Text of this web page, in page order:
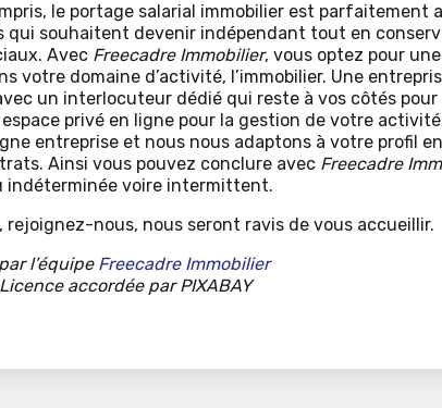
le portage salarial immobilier est parfaitement
qui souhaitent devenir indépendant tout en
Avec Freecadre Immobilier, vous optez pour
votre domaine d’activité, l’immobilier. Une
un interlocuteur dédié qui reste à vos côtés pour
privé en ligne pour la gestion de votre
entreprise et nous nous adaptons à votre profil
Ainsi vous pouvez conclure avec Freecadre
indéterminée voire intermittent.
rejoignez-nous, nous seront ravis de vous accueillir.
l’équipe Freecadre Immobilier
accordée par PIXABAY